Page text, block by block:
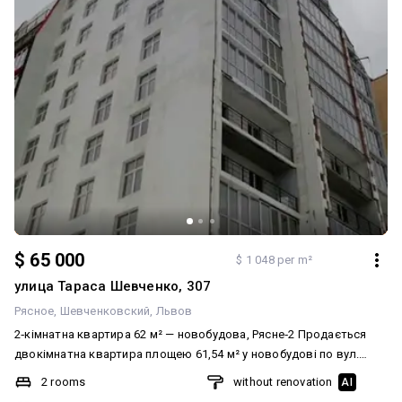
$ 65 000 $ 1 048 per m²
улица Тараса Шевченко, 307
Рясное Шевченковский Львов
2‑кімнатна квартира 62 м² — новобудова, Рясне‑2 Продається
двокімнатна квартира площею 61,54 м² у новобудові по вул.
Шевченка, 307 (мікрорайон Рясне‑2). Поверх: 11/12 Житлова
2 rooms
without renovation AI